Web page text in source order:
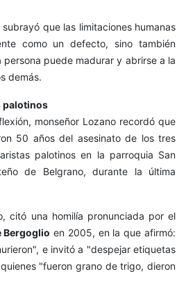
que las limitaciones humanas
como un defecto, sino también
puede madurar y abrirse a la
demás.
palotinos
monseñor Lozano recordó que
50 años del asesinato de los tres
palotinos en la parroquia San
de Belgrano, durante la última
citó una homilía pronunciada por el
Bergoglio en 2005, en la que afirmó:
e invitó a "despejar etiquetas
"fueron grano de trigo, dieron